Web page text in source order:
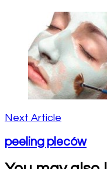
Next Article
peeling pleców